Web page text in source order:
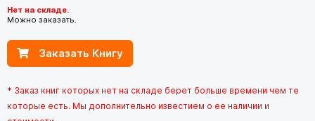
Нет на складе.
Можно заказать.
Заказать Книгу
* Заказ книг которых нет на складе берет больше времени чем те
которые есть. Мы дополнительно известием о ее наличии и